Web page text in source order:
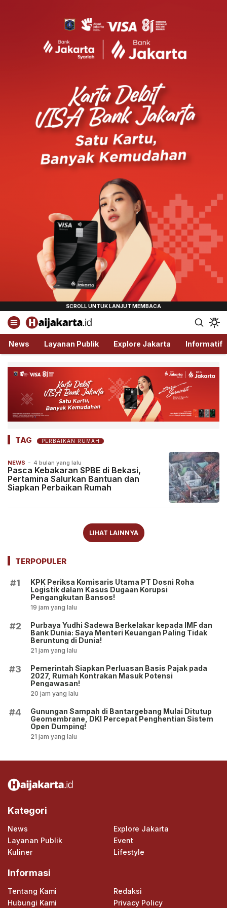
Haijakarta.id
Semua Tentang Jakarta Ada Disini!
News Layanan Publik Explore Jakarta Informatif
TAG PERBAIKAN RUMAH
NEWS - 4 bulan yang lalu
Pasca Kebakaran SPBE di Bekasi,
Pertamina Salurkan Bantuan dan
Siapkan Perbaikan Rumah
LIHAT LAINNYA
TERPOPULER
#1
KPK Periksa Komisaris Utama PT Dosni Roha
Logistik dalam Kasus Dugaan Korupsi
Pengangkutan Bansos!
19 jam yang lalu
#2
Purbaya Yudhi Sadewa Berkelakar kepada IMF dan
Bank Dunia: Saya Menteri Keuangan Paling Tidak
Beruntung di Dunia!
21 jam yang lalu
#3
Pemerintah Siapkan Perluasan Basis Pajak pada
2027, Rumah Kontrakan Masuk Potensi
Pengawasan!
20 jam yang lalu
#4
Gunungan Sampah di Bantargebang Mulai Ditutup
Geomembrane, DKI Percepat Penghentian Sistem
Open Dumping!
21 jam yang lalu
Kategori
News
Explore Jakarta
Layanan Publik
Event
Kuliner
Lifestyle
Informasi
Tentang Kami
Redaksi
Hubungi Kami
Privacy Policy